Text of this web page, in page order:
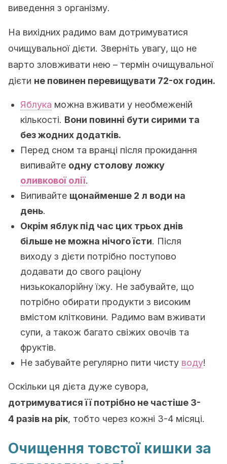
виведення з організму.
На вихідних радимо вам дотримуватися
очищувальної дієти. Зверніть увагу, що не
варто зловживати нею – термін очищувальної
дієти не повинен перевищувати 72-ох годин.
Яблука можна вживати у необмеженій
кількості. Вони повинні бути сирими та
без жодних додатків.
Перед сном та вранці після прокидання
випивайте одну столову ложку
оливкової олії.
Випивайте щонайменше 2 л води на
день.
Окрім яблук під час цих трьох днів
більше не можна нічого їсти. Після
виходу з дієти потрібно поступово
додавати до свого раціону
низькокалорійну їжу. Не забувайте, що
потрібно обирати продукти з високим
вмістом клітковини. Радимо вам вживати
супи, а також багато свіжих овочів та
фруктів.
Не забувайте регулярно пити чисту воду!
Оскільки ця дієта дуже сувора,
дотримуватися її потрібно не частіше 3-
4 разів на рік, тобто через кожні 3-4 місяці.
Очищення товстої кишки за